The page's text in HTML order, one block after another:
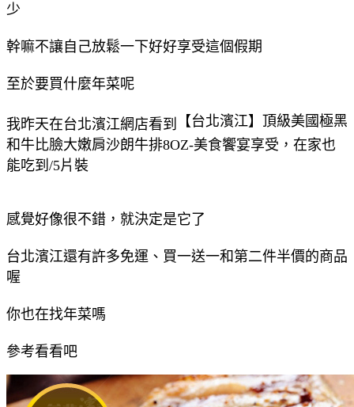
少
幹嘛不讓自己放鬆一下好好享受這個假期
至於要買什麼年菜呢
我昨天在台北濱江網店看到
【台北濱江】頂級美國極黑
和牛比臉大嫩肩沙朗牛排8OZ-美食饗宴享受，在家也
能吃到/5片裝
感覺好像很不錯，就決定是它了
台北濱江還有許多免運、買一送一和第二件半價的商品
喔
你也在找年菜嗎
參考看看吧